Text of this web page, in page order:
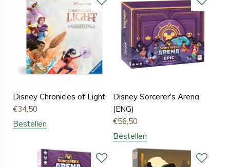
Disney Chronicles of Light
€34,50
Bestellen
Disney Sorcerer's Arena
(ENG)
€56,50
Bestellen